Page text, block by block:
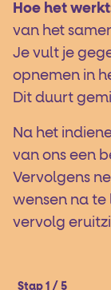
Hoe het
van het
Je vult je
opnemen in
Dit duurt
Na het
van ons een
Vervolgens
wensen na te
vervolg
Stap 1 / 5